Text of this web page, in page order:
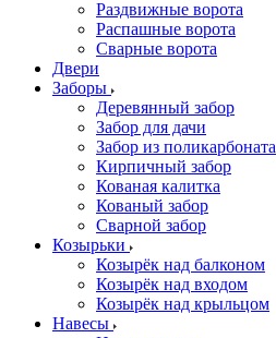
Раздвижные ворота
Распашные ворота
Сварные ворота
Двери
Заборы
Деревянный забор
Забор для дачи
Забор из поликарбоната
Кирпичный забор
Кованая калитка
Кованый забор
Сварной забор
Козырьки
Козырёк над балконом
Козырёк над входом
Козырёк над крыльцом
Навесы